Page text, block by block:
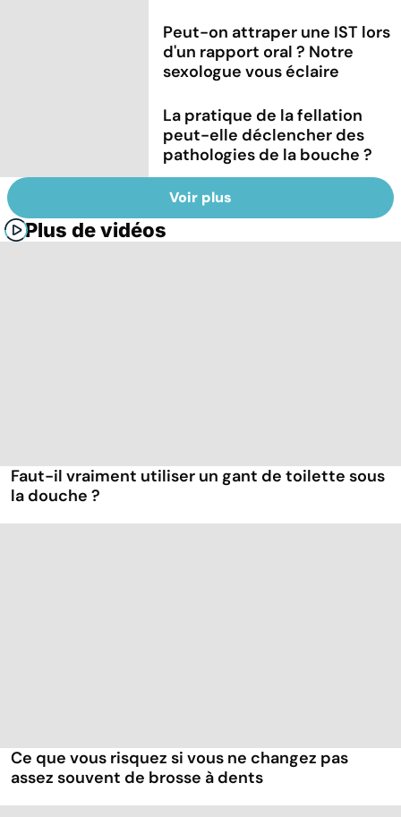
Peut-on attraper une IST lors
d'un rapport oral ? Notre
sexologue vous éclaire
La pratique de la fellation
peut-elle déclencher des
pathologies de la bouche ?
Voir plus
Plus de vidéos
Faut-il vraiment utiliser un gant de toilette sous
la douche ?
Ce que vous risquez si vous ne changez pas
assez souvent de brosse à dents